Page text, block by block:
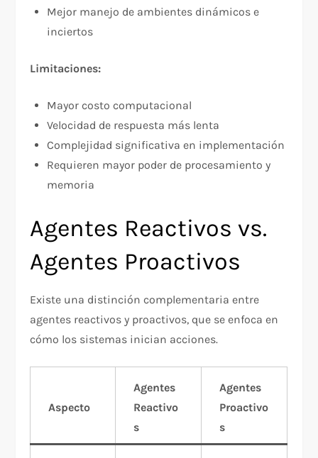
Mejor manejo de ambientes dinámicos e
inciertos
Limitaciones:
Mayor costo computacional
Velocidad de respuesta más lenta
Complejidad significativa en implementación
Requieren mayor poder de procesamiento y
memoria
Agentes Reactivos vs.
Agentes Proactivos
Existe una distinción complementaria entre
agentes reactivos y proactivos, que se enfoca en
cómo los sistemas inician acciones.
Aspecto
Agentes
Reactivo
s
Agentes
Proactivo
s